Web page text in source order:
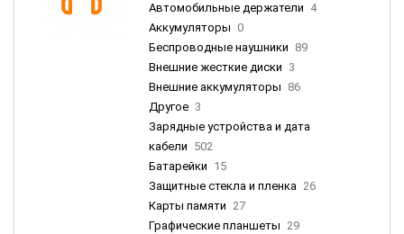
Автомобильные держатели 4
Аккумуляторы 0
Беспроводные наушники 89
Внешние жесткие диски 3
Внешние аккумуляторы 86
Другое 3
Зарядные устройства и дата
кабели 502
Батарейки 15
Защитные стекла и пленка 26
Карты памяти 27
Графические планшеты 29